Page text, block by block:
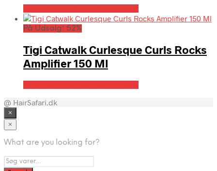
På Udsalg! 52%
Tigi Catwalk Curlesque Curls Rocks
Amplifier 150 Ml
@ HairSafari.dk
×
×
What are you looking for?